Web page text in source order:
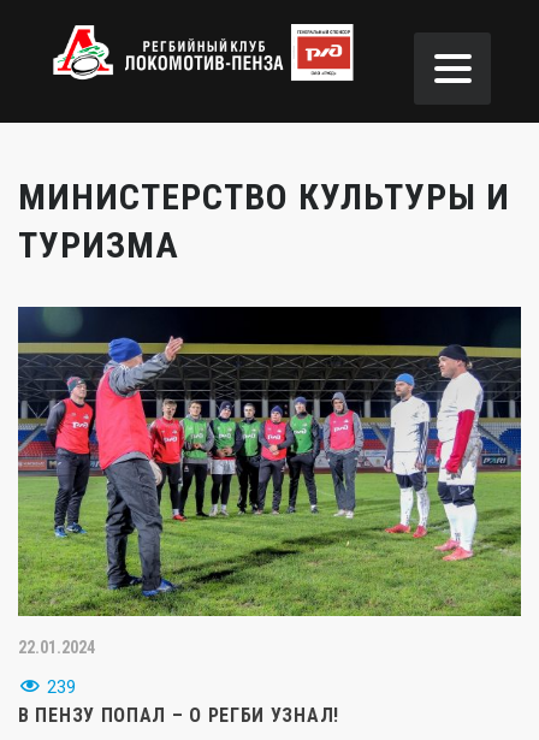
МИНИСТЕРСТВО КУЛЬТУРЫ И
ТУРИЗМА
22.01.2024
239
В ПЕНЗУ ПОПАЛ – О РЕГБИ УЗНАЛ!